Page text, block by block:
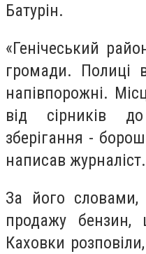
Батурін.
«Генічеський
громади. Полиці
напівпорожні.
від сірників
зберігання -
написав журналіст.
За його словами,
продажу бензин,
Каховки